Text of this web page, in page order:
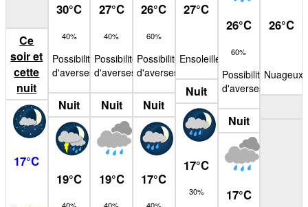
Ce
soir et
cette
nuit
17°C
30°C
40%
Possibilité
d'averses
Nuit
19°C
27°C
40%
Possibilité
d'averses
Nuit
19°C
26°C
60%
Possibilité
d'averses
Nuit
17°C
27°C
Ensoleillé
Nuit
17°C
30%
26°C
60%
Possibilité
d'averses
Nuit
17°C
26°C
Nuageux